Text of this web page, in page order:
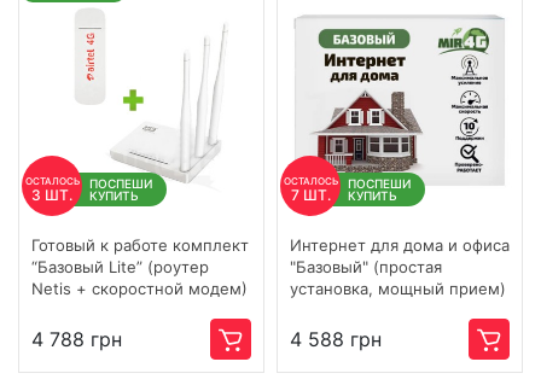
ОСТАЛОСЬ
3 ШТ.
ПОСПЕШИ
КУПИТЬ
Готовый к работе комплект
“Базовый Lite” (роутер
Netis + скоростной модем)
4 788 грн
ОСТАЛОСЬ
7 ШТ.
ПОСПЕШИ
КУПИТЬ
Интернет для дома и офиса
"Базовый" (простая
установка, мощный прием)
4 588 грн